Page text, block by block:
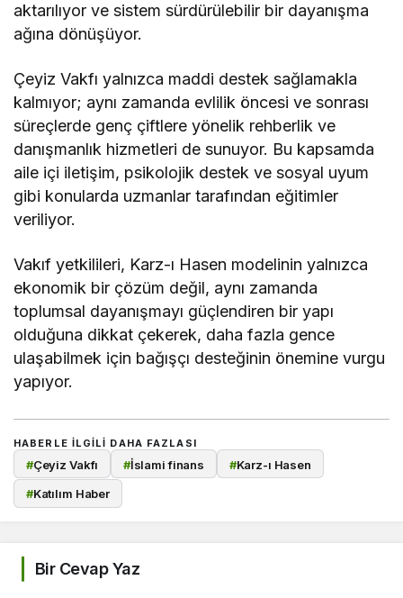
aktarılıyor ve sistem sürdürülebilir bir dayanışma
ağına dönüşüyor.
Çeyiz Vakfı yalnızca maddi destek sağlamakla
kalmıyor; aynı zamanda evlilik öncesi ve sonrası
süreçlerde genç çiftlere yönelik rehberlik ve
danışmanlık hizmetleri de sunuyor. Bu kapsamda
aile içi iletişim, psikolojik destek ve sosyal uyum
gibi konularda uzmanlar tarafından eğitimler
veriliyor.
Vakıf yetkilileri, Karz-ı Hasen modelinin yalnızca
ekonomik bir çözüm değil, aynı zamanda
toplumsal dayanışmayı güçlendiren bir yapı
olduğuna dikkat çekerek, daha fazla gence
ulaşabilmek için bağışçı desteğinin önemine vurgu
yapıyor.
HABERLE ILGILI DAHA FAZLASI
#Çeyiz Vakfı #İslami finans #Karz-ı Hasen
#Katılım Haber
Bir Cevap Yaz